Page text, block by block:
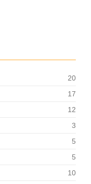
20
17
12
3
5
5
10